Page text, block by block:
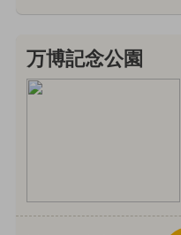
万博記念公園